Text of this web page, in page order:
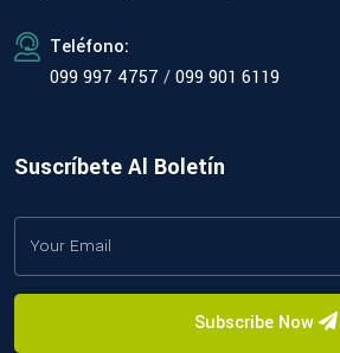
Teléfono:
099 997 4757 /099 901 6119
Suscríbete Al Boletín
Subscribe Now